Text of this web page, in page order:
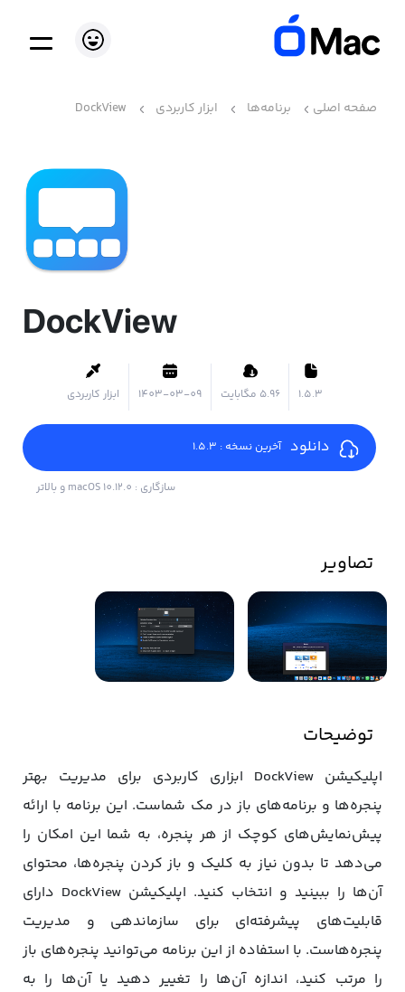
صفحه اصلی برنامه‌ها ابزار کاربردی DockView
DockView
1.5.3 ۵.۹۶ مگابایت 1403-03-09 ابزار کاربردی
دانلود آخرین نسخه : 1.5.3
سازگاری : macOS 10.12.0 و بالاتر
تصاویر
توضیحات
اپلیکیشن DockView ابزاری کاربردی برای مدیریت بهتر
پنجره‌ها و برنامه‌های باز در مک شماست. این برنامه با ارائه
پیش‌نمایش‌های کوچک از هر پنجره، به شما این امکان را
می‌دهد تا بدون نیاز به کلیک و باز کردن پنجره‌ها، محتوای
آن‌ها را ببینید و انتخاب کنید. اپلیکیشن DockView دارای
قابلیت‌های پیشرفته‌ای برای سازماندهی و مدیریت
پنجره‌هاست. با استفاده از این برنامه می‌توانید پنجره‌های باز
را مرتب کنید، اندازه آن‌ها را تغییر دهید یا آن‌ها را به